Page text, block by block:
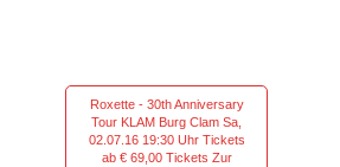
Roxette - 30th Anniversary
Tour KLAM Burg Clam Sa,
02.07.16 19:30 Uhr Tickets
ab € 69,00 Tickets Zur